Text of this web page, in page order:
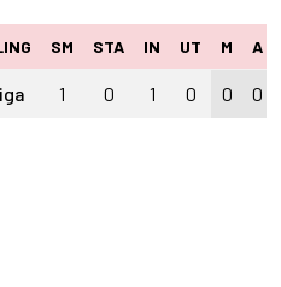
SM STA IN UT M A
1 0 1 0 0 0